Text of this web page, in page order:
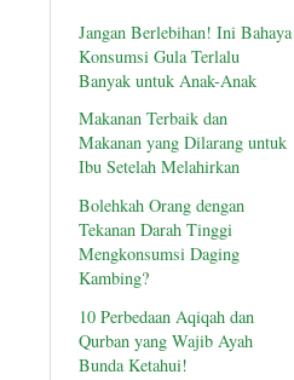
Jangan Berlebihan! Ini Bahaya
Konsumsi Gula Terlalu
Banyak untuk Anak-Anak
Makanan Terbaik dan
Makanan yang Dilarang untuk
Ibu Setelah Melahirkan
Bolehkah Orang dengan
Tekanan Darah Tinggi
Mengkonsumsi Daging
Kambing?
10 Perbedaan Aqiqah dan
Qurban yang Wajib Ayah
Bunda Ketahui!